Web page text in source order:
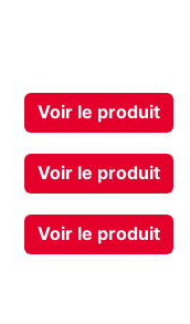
Voir le produit
Voir le produit
Voir le produit